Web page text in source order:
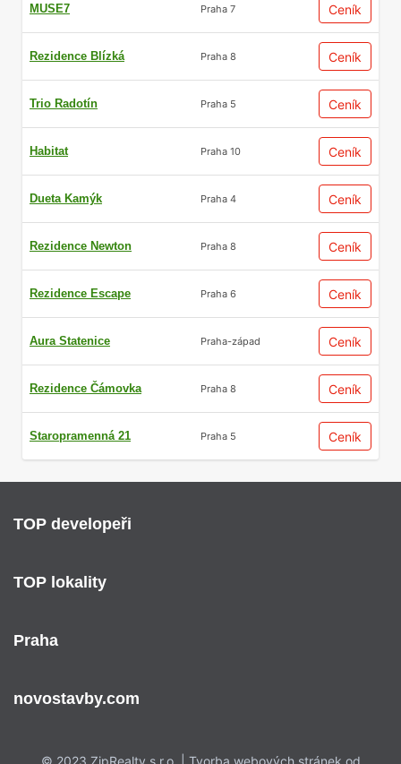
MUSE7 Praha 7 Ceník
Rezidence Blízká Praha 8 Ceník
Trio Radotín Praha 5 Ceník
Habitat Praha 10 Ceník
Dueta Kamýk Praha 4 Ceník
Rezidence Newton Praha 8 Ceník
Rezidence Escape Praha 6 Ceník
Aura Statenice Praha-západ Ceník
Rezidence Čámovka Praha 8 Ceník
Staropramenná 21 Praha 5 Ceník
TOP developeři
TOP lokality
Praha
novostavby.com
© 2023 ZipRealty s.r.o. | Tvorba webových stránek od